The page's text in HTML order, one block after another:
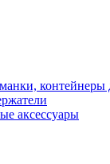
контейнеры
аксессуары